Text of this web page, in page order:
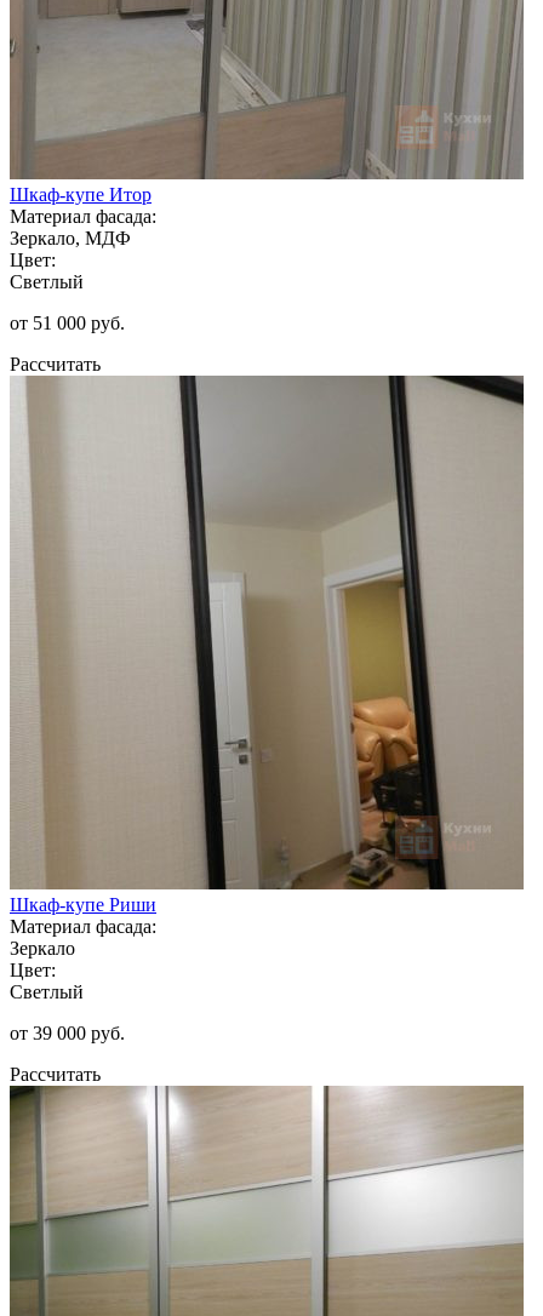
Шкаф-купе Итор
Материал фасада:
Зеркало, МДФ
Цвет:
Светлый
от 51 000 руб.
Рассчитать
Шкаф-купе Риши
Материал фасада:
Зеркало
Цвет:
Светлый
от 39 000 руб.
Рассчитать